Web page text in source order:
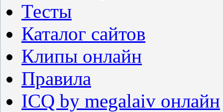
Тесты
Каталог сайтов
Клипы онлайн
Правила
ICQ by megalaiv онлайн